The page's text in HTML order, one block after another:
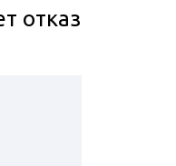
отказ